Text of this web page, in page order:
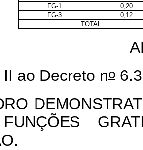
FG-1
0,20
FG-3
0,12
TOTAL
ao Decreto no